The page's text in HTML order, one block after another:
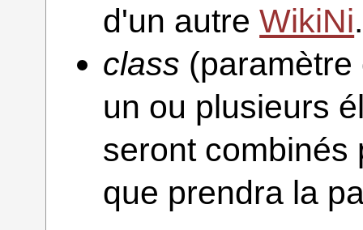
d'un autreWikiNi.
class
un ou plusieurs
seront combinés
que prendra la